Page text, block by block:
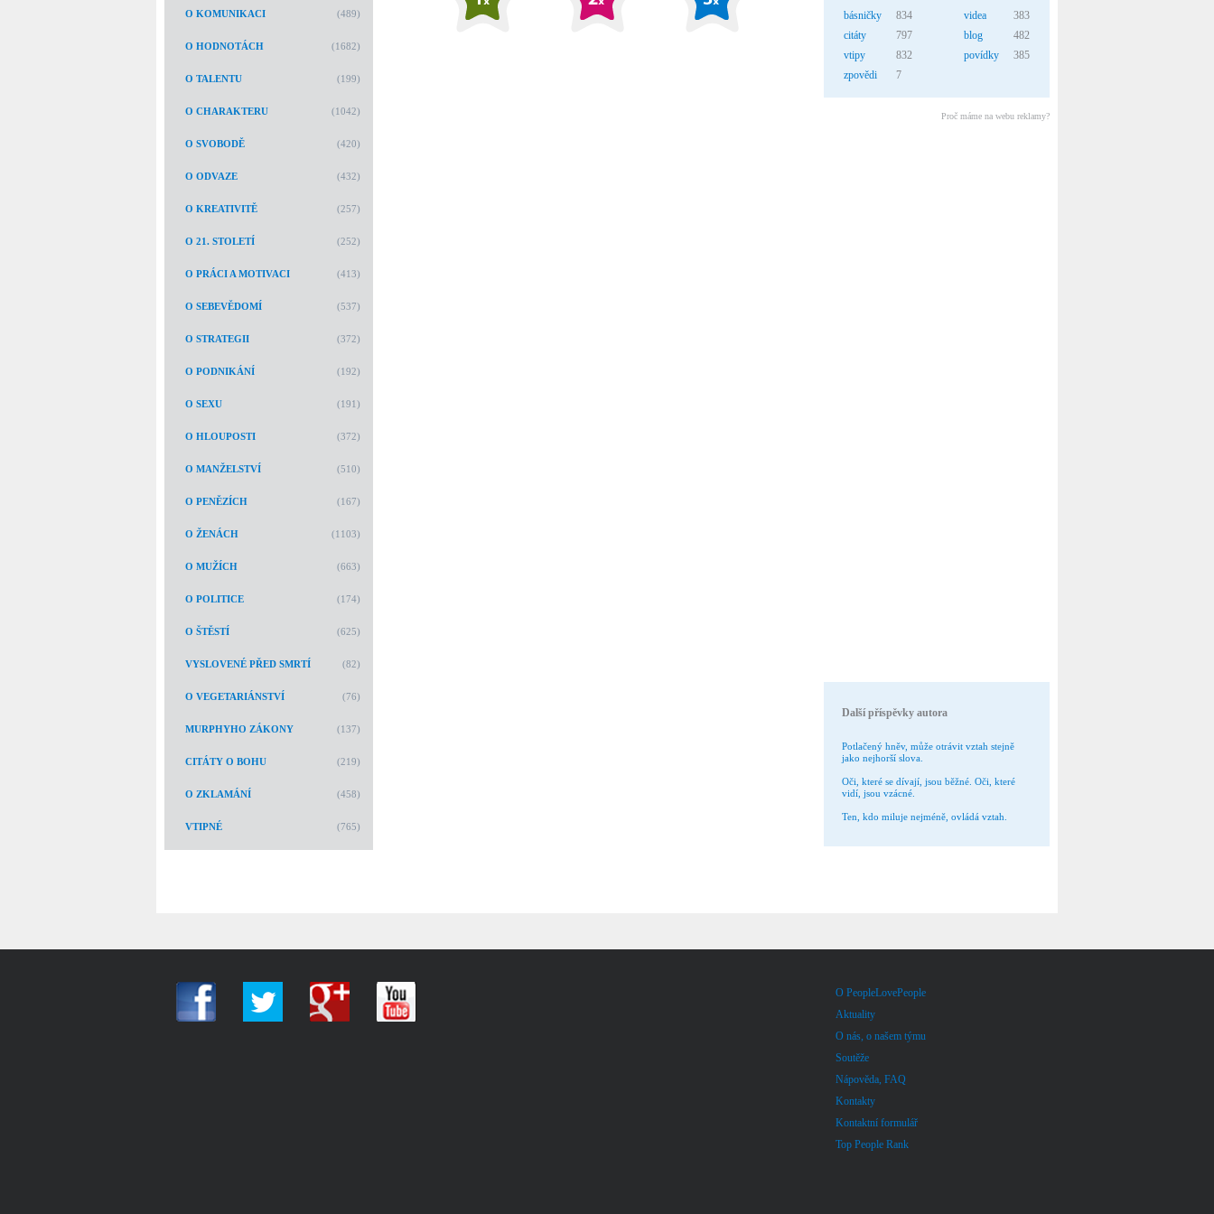
O KOMUNIKACI (489)
O HODNOTÁCH (1682)
O TALENTU (199)
O CHARAKTERU (1042)
O SVOBODĚ (420)
O ODVAZE (432)
O KREATIVITĚ (257)
O 21. STOLETÍ (252)
O PRÁCI A MOTIVACI (413)
O SEBEVĚDOMÍ (537)
O STRATEGII (372)
O PODNIKÁNÍ (192)
O SEXU (191)
O HLOUPOSTI (372)
O MANŽELSTVÍ (510)
O PENĚZÍCH (167)
O ŽENÁCH (1103)
O MUŽÍCH (663)
O POLITICE (174)
O ŠTĚSTÍ (625)
VYSLOVENÉ PŘED SMRTÍ (82)
O VEGETARIÁNSTVÍ (76)
MURPHYHO ZÁKONY (137)
CITÁTY O BOHU (219)
O ZKLAMÁNÍ (458)
VTIPNÉ (765)
básničky
834
citáty
797
vtipy
832
zpovědi
7
videa
383
blog
482
povídky
385
Proč máme na webu reklamy?
Další příspěvky autora
Potlačený hněv, může otrávit vztah stejně
jako nejhorší slova.
Oči, které se dívají, jsou běžné. Oči, které
vidí, jsou vzácné.
Ten, kdo miluje nejméně, ovládá vztah.
O PeopleLovePeople
Aktuality
O nás, o našem týmu
Soutěže
Nápověda, FAQ
Kontakty
Kontaktní formulář
Top People Rank